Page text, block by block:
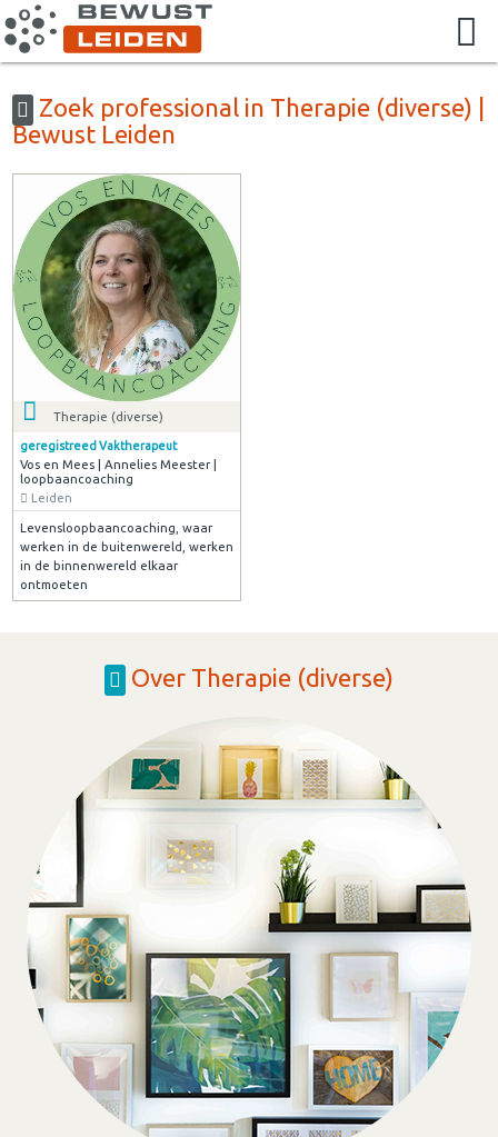
Zoek professional in Therapie (diverse) |
Bewust Leiden
Therapie (diverse)
geregistreed Vaktherapeut
Vos en Mees | Annelies Meester |
loopbaancoaching
Leiden
Levensloopbaancoaching, waar
werken in de buitenwereld, werken
in de binnenwereld elkaar
ontmoeten
Over Therapie (diverse)